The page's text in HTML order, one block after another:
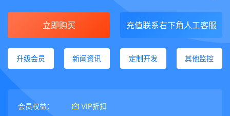
立即购买 充值联系右下角人工客服
升级会员 新闻资讯 定制开发 其他监控
会员权益： VIP折扣